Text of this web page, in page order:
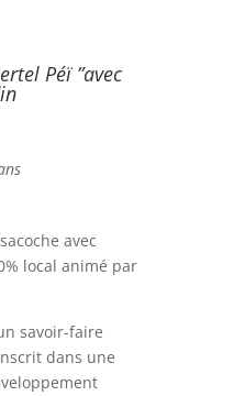
Péï ”avec
avec
local animé par
savoir-faire
dans une